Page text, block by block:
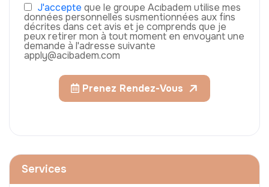
J'accepte que le groupe Acıbadem utilise mes
données personnelles susmentionnées aux fins
décrites dans cet avis et je comprends que je
peux retirer mon à tout moment en envoyant une
demande à l'adresse suivante
apply@acibadem.com
Prenez Rendez-Vous
Services